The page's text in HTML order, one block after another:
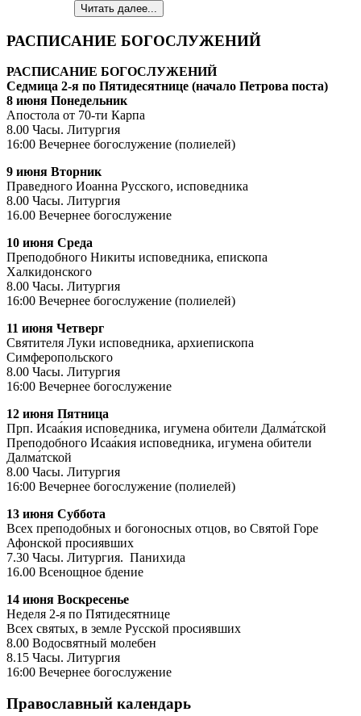
Читать далее...
РАСПИСАНИЕ БОГОСЛУЖЕНИЙ
РАСПИСАНИЕ БОГОСЛУЖЕНИЙ
Седмица 2-я по Пятидесятнице (начало Петрова поста)
8 июня Понедельник
Апостола от 70-ти Карпа
8.00 Часы. Литургия
16:00 Вечернее богослужение (полиелей)
9 июня Вторник
Праведного Иоанна Русского, исповедника
8.00 Часы. Литургия
16.00 Вечернее богослужение
10 июня Среда
Преподобного Никиты исповедника, епископа
Халкидонского
8.00 Часы. Литургия
16:00 Вечернее богослужение (полиелей)
11 июня Четверг
Святителя Луки исповедника, архиепископа
Симферопольского
8.00 Часы. Литургия
16:00 Вечернее богослужение
12 июня Пятница
Прп. Исаа́кия исповедника, игумена обители Далма́тской
Преподобного Исаа́кия исповедника, игумена обители
Далма́тской
8.00 Часы. Литургия
16:00 Вечернее богослужение (полиелей)
13 июня Суббота
Всех преподобных и богоносных отцов, во Святой Горе
Афонской просиявших
7.30 Часы. Литургия. Панихида
16.00 Всенощное бдение
14 июня Воскресенье
Неделя 2-я по Пятидесятнице
Всех святых, в земле Русской просиявших
8.00 Водосвятный молебен
8.15 Часы. Литургия
16:00 Вечернее богослужение
Православный календарь